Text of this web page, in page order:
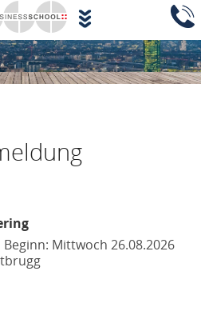
Beginn: Mittwoch 26.08.2026